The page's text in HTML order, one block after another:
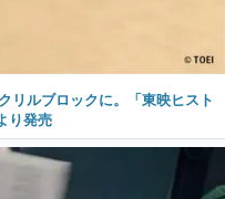
リルブロックに。「東映ヒスト
り発売